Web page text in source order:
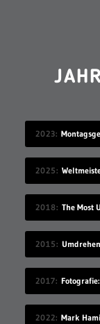
2023
2025
2018
2015
2017
2022